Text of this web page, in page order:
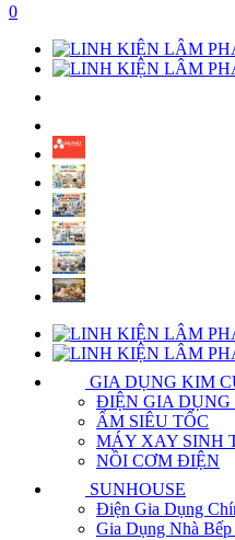
0
GIA DỤNG KIM
ĐIỆN GIA DỤNG
ẤM SIÊU TỐC
MÁY XAY SINH
NỒI CƠM ĐIỆN
SUNHOUSE
Điện Gia Dụng
Gia Dụng Nhà